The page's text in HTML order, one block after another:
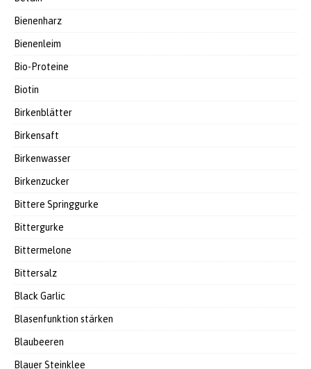
Bienenharz
Bienenleim
Bio-Proteine
Biotin
Birkenblätter
Birkensaft
Birkenwasser
Birkenzucker
Bittere Springgurke
Bittergurke
Bittermelone
Bittersalz
Black Garlic
Blasenfunktion stärken
Blaubeeren
Blauer Steinklee